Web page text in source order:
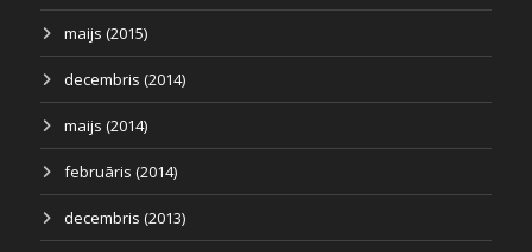
maijs (2015)
decembris (2014)
maijs (2014)
februāris (2014)
decembris (2013)